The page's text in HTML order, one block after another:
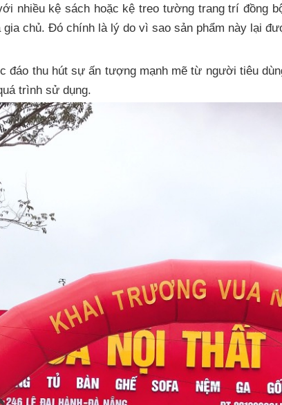
nhiều kệ sách hoặc kệ treo tường trang trí đồng
chủ. Đó chính là lý do vì sao sản phẩm này lại
đáo thu hút sự ấn tượng mạnh mẽ từ người tiêu
trình sử dụng.